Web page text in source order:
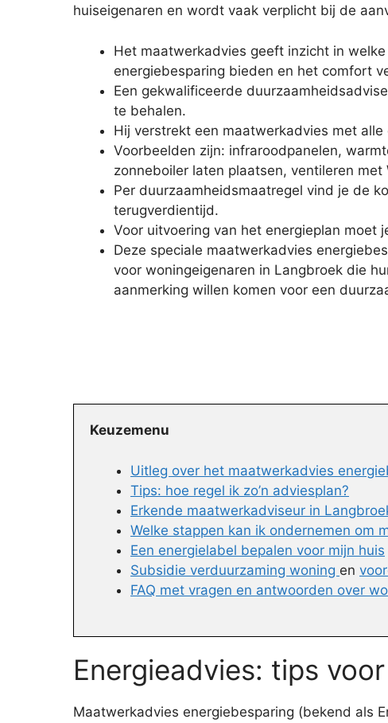
huiseigenaren en wordt vaak verplicht bij de
Het maatwerkadvies geeft inzicht in
energiebesparing bieden en het comfort
Een gekwalificeerde
te behalen.
Hij verstrekt een maatwerkadvies met
Voorbeelden zijn: infraroodpanelen,
zonneboiler laten plaatsen, ventileren met
Per duurzaamheidsmaatregel vind je de
terugverdientijd.
Voor uitvoering van het energieplan moet
Deze speciale maatwerkadvies
voor woningeigenaren in Langbroek die
aanmerking willen komen voor een
Keuzemenu
Uitleg over het maatwerkadvies
Tips: hoe regel ik zo’n adviesplan?
Erkende maatwerkadviseur in
Welke stappen kan ik ondernemen om
Een energielabel bepalen voor mijn huis
Subsidie verduurzaming woning en
FAQ met vragen en antwoorden over
Energieadvies: tips
Maatwerkadvies energiebesparing (bekend als